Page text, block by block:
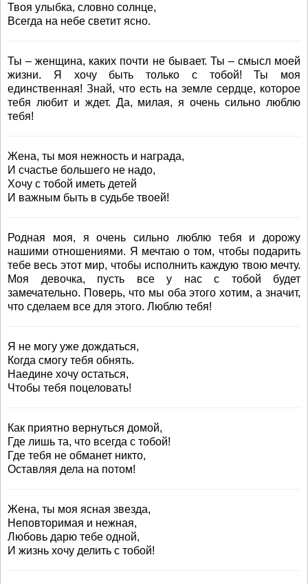
Твоя улыбка, словно солнце,
Всегда на небе светит ясно.
Ты – женщина, каких почти не бывает. Ты – смысл моей
жизни. Я хочу быть только с тобой! Ты моя
единственная! Знай, что есть на земле сердце, которое
тебя любит и ждет. Да, милая, я очень сильно люблю
тебя!
Жена, ты моя нежность и награда,
И счастье большего не надо,
Хочу с тобой иметь детей
И важным быть в судьбе твоей!
Родная моя, я очень сильно люблю тебя и дорожу
нашими отношениями. Я мечтаю о том, чтобы подарить
тебе весь этот мир, чтобы исполнить каждую твою мечту.
Моя девочка, пусть все у нас с тобой будет
замечательно. Поверь, что мы оба этого хотим, а значит,
что сделаем все для этого. Люблю тебя!
Я не могу уже дождаться,
Когда смогу тебя обнять.
Наедине хочу остаться,
Чтобы тебя поцеловать!
Как приятно вернуться домой,
Где лишь та, что всегда с тобой!
Где тебя не обманет никто,
Оставляя дела на потом!
Жена, ты моя ясная звезда,
Неповторимая и нежная,
Любовь дарю тебе одной,
И жизнь хочу делить с тобой!